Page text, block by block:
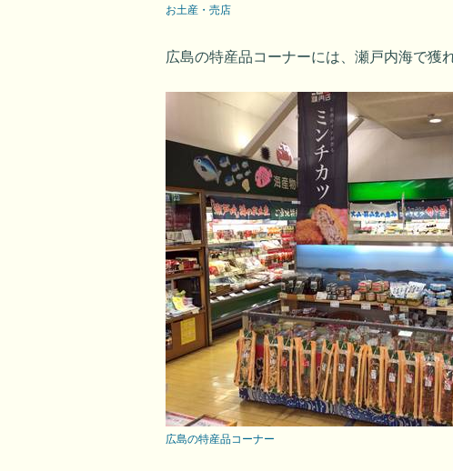
お土産・売店
広島の特産品コーナーには、瀬戸内海で獲
広島の特産品コーナー